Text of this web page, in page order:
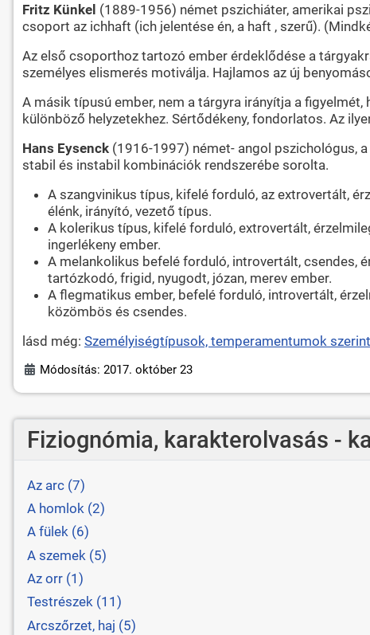
Fritz Künkel (1889-1956) német pszichiáter, amerikai
csoport az ichhaft (ich jelentése én, a haft , szerű).
Az első csoporthoz tartozó ember érdeklődése a
személyes elismerés motiválja. Hajlamos az új
A másik típusú ember, nem a tárgyra irányítja a
különböző helyzetekhez. Sértődékeny, fondorlatos. Az
Hans Eysenck(1916-1997) német- angol pszichológus,
stabil és instabil kombinációk rendszerébe sorolta.
A szangvinikus típus, kifelé forduló, az extrovertált,
élénk, irányító, vezető típus.
A kolerikus típus, kifelé forduló, extrovertált,
ingerlékeny ember.
A melankolikus befelé forduló, introvertált, csendes,
tartózkodó, frigid, nyugodt, józan, merev ember.
A flegmatikus ember, befelé forduló, introvertált,
közömbös és csendes.
lásd még: Személyiségtípusok, temperamentumok
Módosítás: 2017. október 23
Fiziognómia, karakterolvasás -
Az arc (7)
A homlok (2)
A fülek (6)
A szemek (5)
Az orr (1)
Testrészek (11)
Arcszőrzet, haj (5)